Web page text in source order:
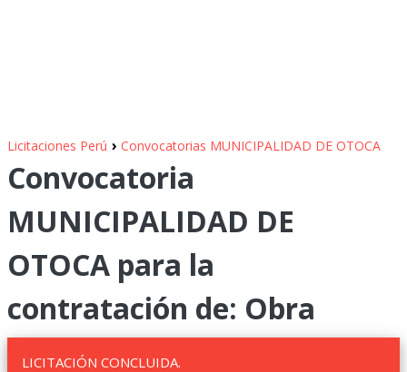
Licitaciones Perú › Convocatorias MUNICIPALIDAD DE OTOCA
Convocatoria
MUNICIPALIDAD DE
OTOCA para la
contratación de: Obra
LICITACIÓN CONCLUIDA.